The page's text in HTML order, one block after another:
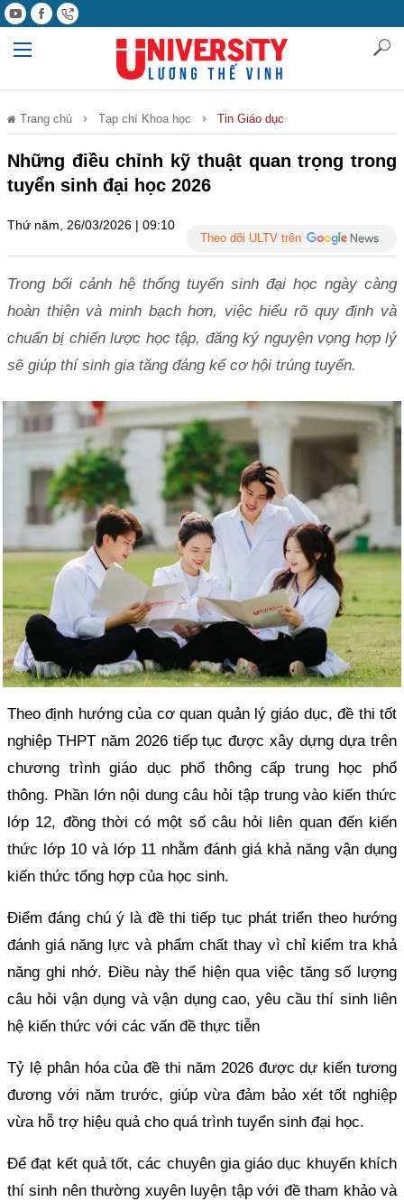
Trang chủ Tạp chí Khoa học Tin Giáo dục
Những điều chỉnh kỹ thuật quan trọng trong
tuyển sinh đại học 2026
Thứ năm, 26/03/2026 | 09:10
Theo dõi ULTV trên
Trong bối cảnh hệ thống tuyển sinh đại học ngày càng
hoàn thiện và minh bạch hơn, việc hiểu rõ quy định và
chuẩn bị chiến lược học tập, đăng ký nguyện vọng hợp lý
sẽ giúp thí sinh gia tăng đáng kể cơ hội trúng tuyển.
Theo định hướng của cơ quan quản lý giáo dục, đề thi tốt
nghiệp THPT năm 2026 tiếp tục được xây dựng dựa trên
chương trình giáo dục phổ thông cấp trung học phổ
thông. Phần lớn nội dung câu hỏi tập trung vào kiến thức
lớp 12, đồng thời có một số câu hỏi liên quan đến kiến
thức lớp 10 và lớp 11 nhằm đánh giá khả năng vận dụng
kiến thức tổng hợp của học sinh.
Điểm đáng chú ý là đề thi tiếp tục phát triển theo hướng
đánh giá năng lực và phẩm chất thay vì chỉ kiểm tra khả
năng ghi nhớ. Điều này thể hiện qua việc tăng số lượng
câu hỏi vận dụng và vận dụng cao, yêu cầu thí sinh liên
hệ kiến thức với các vấn đề thực tiễn
Tỷ lệ phân hóa của đề thi năm 2026 được dự kiến tương
đương với năm trước, giúp vừa đảm bảo xét tốt nghiệp
vừa hỗ trợ hiệu quả cho quá trình tuyển sinh đại học.
Để đạt kết quả tốt, các chuyên gia giáo dục khuyến khích
thí sinh nên thường xuyên luyện tập với đề tham khảo và